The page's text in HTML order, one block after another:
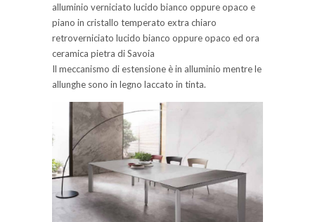
alluminio verniciato lucido bianco oppure opaco e
piano in cristallo temperato extra chiaro
retroverniciato lucido bianco oppure opaco ed ora
ceramica pietra di Savoia
Il meccanismo di estensione è in alluminio mentre le
allunghe sono in legno laccato in tinta.